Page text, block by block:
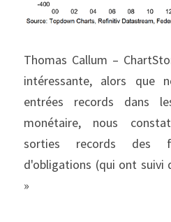
Thomas Callum –
intéressante, alors que
entrées records dans
monétaire, nous
sorties records des
d'obligations (qui ont suivi
»